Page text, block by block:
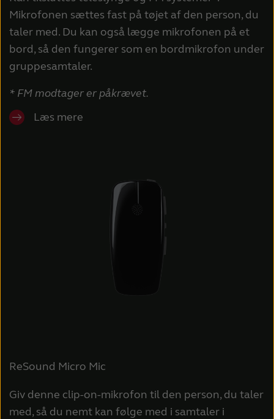
Mikrofonen sættes fast på tøjet af den person, du
taler med. Du kan også lægge mikrofonen på et
bord, så den fungerer som en bordmikrofon under
gruppesamtaler.
* FM modtager er påkrævet.
Læs mere
ReSound Micro Mic
Giv denne clip-on-mikrofon til den person, du taler
med, så du nemt kan følge med i samtaler i